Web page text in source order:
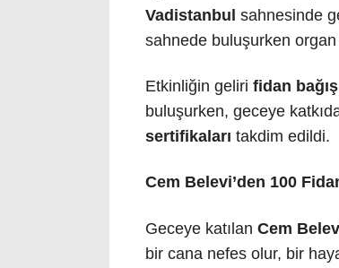
Vadistanbul sahnesinde
sahnede buluşurken
Etkinliğin geliri fidan
buluşurken, geceye
sertifikaları takdim edildi.
Cem Belevi’den 100
Geceye katılan Cem
bir cana nefes olur, bir